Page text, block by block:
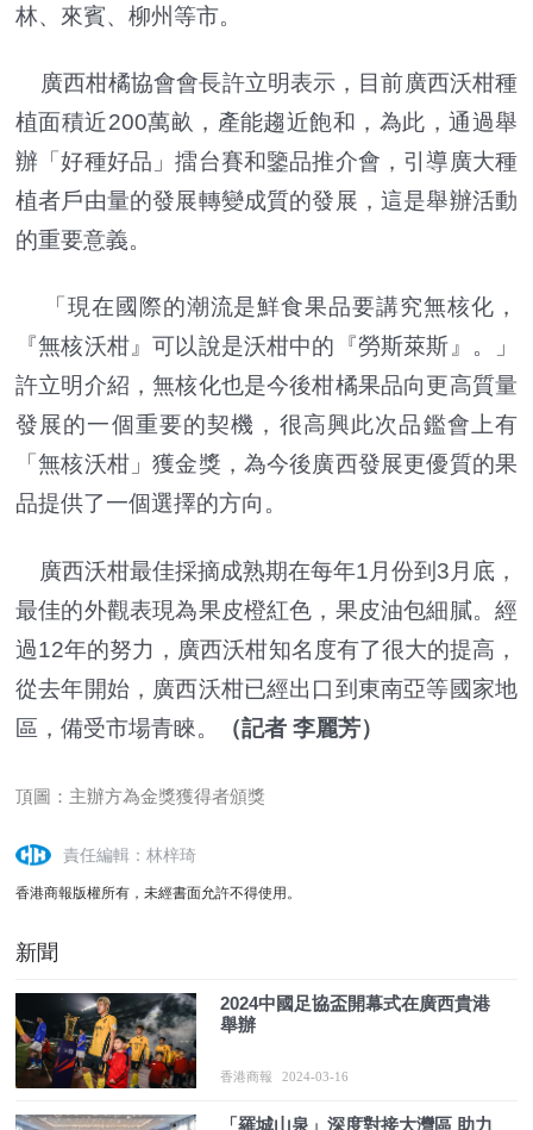
林、來賓、柳州等市。
廣西柑橘協會會長許立明表示，目前廣西沃柑種
植面積近200萬畝，產能趨近飽和，為此，通過舉
辦「好種好品」擂台賽和鑒品推介會，引導廣大種
植者戶由量的發展轉變成質的發展，這是舉辦活動
的重要意義。
「現在國際的潮流是鮮食果品要講究無核化，
『無核沃柑』可以說是沃柑中的『勞斯萊斯』。」
許立明介紹，無核化也是今後柑橘果品向更高質量
發展的一個重要的契機，很高興此次品鑑會上有
「無核沃柑」獲金獎，為今後廣西發展更優質的果
品提供了一個選擇的方向。
廣西沃柑最佳採摘成熟期在每年1月份到3月底，
最佳的外觀表現為果皮橙紅色，果皮油包細膩。經
過12年的努力，廣西沃柑知名度有了很大的提高，
從去年開始，廣西沃柑已經出口到東南亞等國家地
區，備受市場青睞。
（記者 李麗芳）
頂圖：主辦方為金獎獲得者頒獎
責任編輯：林梓琦
香港商報版權所有，未經書面允許不得使用。
新聞
2024中國足協盃開幕式在廣西貴港
舉辦
香港商報 2024-03-16
「羅城山泉」深度對接大灣區 助力